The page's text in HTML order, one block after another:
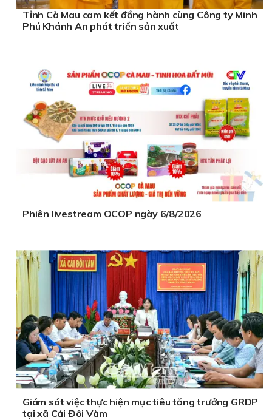
Tỉnh Cà Mau cam kết đồng hành cùng Công ty Minh
Phú Khánh An phát triển sản xuất
Phiên livestream OCOP ngày 6/8/2026
Giám sát việc thực hiện mục tiêu tăng trưởng GRDP
tại xã Cái Đôi Vàm